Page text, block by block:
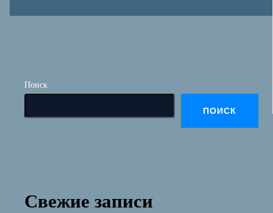
Поиск
ПОИСК
Свежие записи